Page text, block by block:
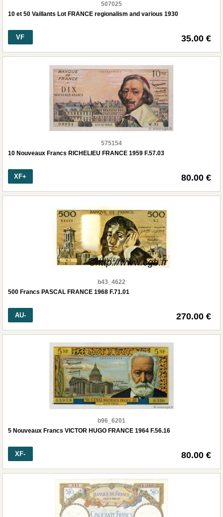
507025
10 et 50 Vaillants Lot FRANCE regionalism and various 1930
VF 35.00 €
575154
10 Nouveaux Francs RICHELIEU FRANCE 1959 F.57.03
XF+ 80.00 €
b43_4622
500 Francs PASCAL FRANCE 1968 F.71.01
AU- 270.00 €
b96_6201
5 Nouveaux Francs VICTOR HUGO FRANCE 1964 F.56.16
XF- 80.00 €